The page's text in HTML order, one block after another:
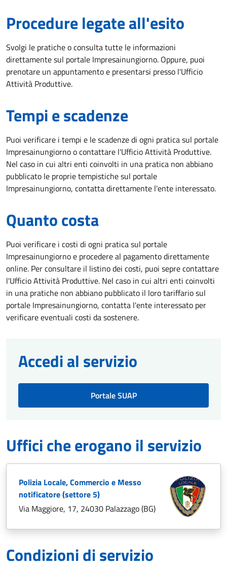
Procedure legate all'esito
Svolgi le pratiche o consulta tutte le informazioni
direttamente sul portale Impresainungiorno. Oppure, puoi
prenotare un appuntamento e presentarsi presso l'Ufficio
Attività Produttive.
Tempi e scadenze
Puoi verificare i tempi e le scadenze di ogni pratica sul portale
Impresainungiorno o contattare l'Ufficio Attività Produttive.
Nel caso in cui altri enti coinvolti in una pratica non abbiano
pubblicato le proprie tempistiche sul portale
Impresainungiorno, contatta direttamente l'ente interessato.
Quanto costa
Puoi verificare i costi di ogni pratica sul portale
Impresainungiorno e procedere al pagamento direttamente
online. Per consultare il listino dei costi, puoi sepre contattare
l'Ufficio Attività Produttive. Nel caso in cui altri enti coinvolti
in una pratiche non abbiano pubblicato il loro tariffario sul
portale Impresainungiorno, contatta l'ente interessato per
verificare eventuali costi da sostenere.
Accedi al servizio
Portale SUAP
Uffici che erogano il servizio
Polizia Locale, Commercio e Messo
notificatore (settore 5)
Via Maggiore, 17, 24030 Palazzago (BG)
Condizioni di servizio